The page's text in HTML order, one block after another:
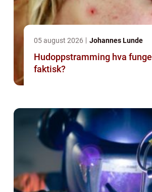
05 august 2026 Johannes Lunde
Hudoppstramming hva fungerer
faktisk?